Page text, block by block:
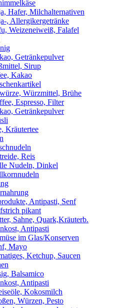
Hafer, Milchalternativen
, Allergikergetränke
Weizeneiweiß, Falafel
Getränkepulver
Sirup
Kakao
Würzmittel, Brühe
Espresso, Filter
Getränkepulver
Kräutertee
Reis
Nudeln, Dinkel
Antipasti, Senf
pikant
Sahne, Quark,Kräuterb.
Antipasti
im Glas/Konserven
Mayo
Ketchup, Saucen
Balsamico
Antipasti
Kokosmilch
Würzen, Pesto